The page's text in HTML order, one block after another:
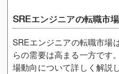
SREエンジニアの転職市
SREエンジニアの転職市場
らの需要は高まる一方です
場動向について詳しく解説